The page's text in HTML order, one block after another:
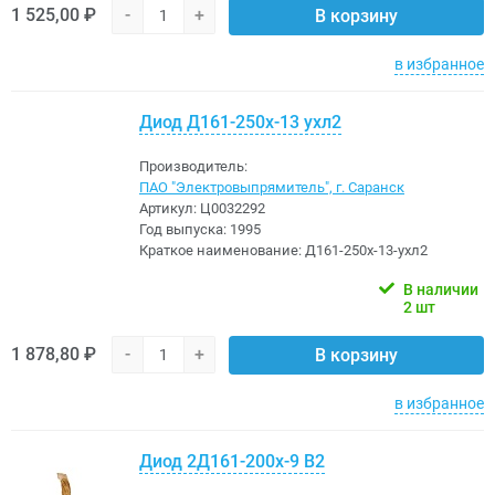
1 525,00 ₽ - + В корзину
в избранное
Диод Д161-250х-13 ухл2
Производитель:
ПАО "Электровыпрямитель", г. Саранск
Артикул: Ц0032292
Год выпуска: 1995
Краткое наименование: Д161-250х-13-ухл2
В наличии
2 шт
1 878,80 ₽ - + В корзину
в избранное
Диод 2Д161-200х-9 В2